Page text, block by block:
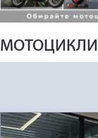
МОТОЦИКЛИ